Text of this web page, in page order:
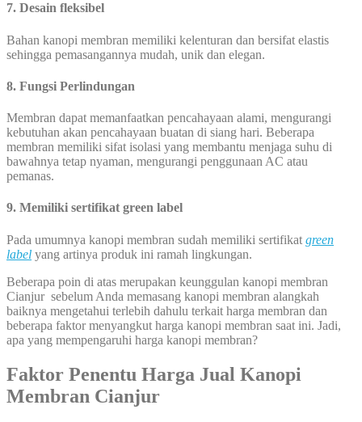
7. Desain fleksibel
Bahan kanopi membran memiliki kelenturan dan bersifat elastis
sehingga pemasangannya mudah, unik dan elegan.
8. Fungsi Perlindungan
Membran dapat memanfaatkan pencahayaan alami, mengurangi
kebutuhan akan pencahayaan buatan di siang hari. Beberapa
membran memiliki sifat isolasi yang membantu menjaga suhu di
bawahnya tetap nyaman, mengurangi penggunaan AC atau
pemanas.
9. Memiliki sertifikat green label
Pada umumnya kanopi membran sudah memiliki sertifikat green
label yang artinya produk ini ramah lingkungan.
Beberapa poin di atas merupakan keunggulan kanopi membran
Cianjur sebelum Anda memasang kanopi membran alangkah
baiknya mengetahui terlebih dahulu terkait harga membran dan
beberapa faktor menyangkut harga kanopi membran saat ini. Jadi,
apa yang mempengaruhi harga kanopi membran?
Faktor Penentu Harga Jual Kanopi
Membran Cianjur